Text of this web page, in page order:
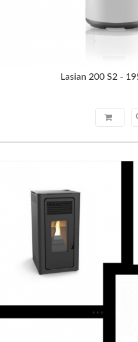
Lasian 200 S2 -